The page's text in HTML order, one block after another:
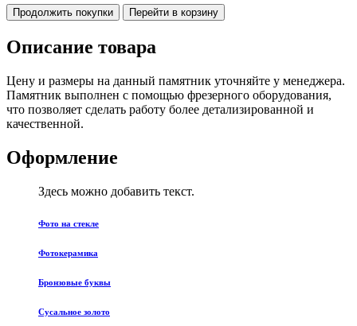
Продолжить покупки Перейти в корзину
Описание товара
Цену и размеры на данный памятник уточняйте у менеджера.
Памятник выполнен с помощью фрезерного оборудования,
что позволяет сделать работу более детализированной и
качественной.
Оформление
Здесь можно добавить текст.
Фото на стекле
Фотокерамика
Бронзовые буквы
Сусальное золото